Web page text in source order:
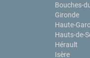
Bouches-
Gironde
Haute-
Hauts-de-
Hérault
Isère